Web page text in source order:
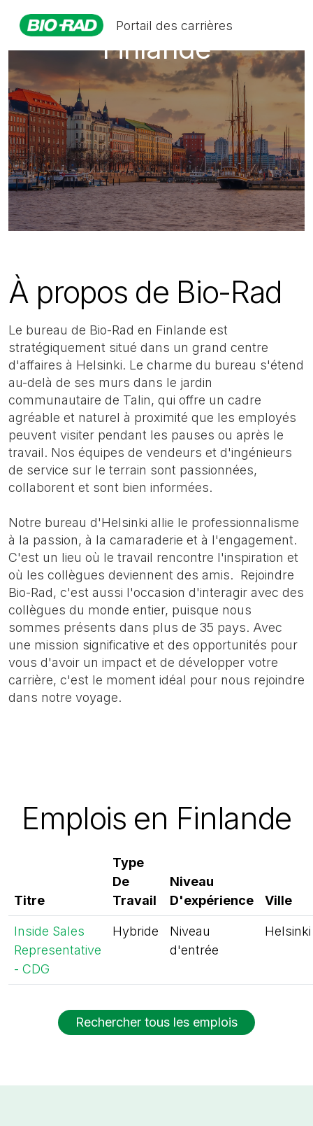
Portail des carrières
Finlande
À propos de Bio-Rad
Le bureau de Bio-Rad en Finlande est
stratégiquement situé dans un grand centre
d'affaires à Helsinki. Le charme du bureau s'étend
au-delà de ses murs dans le jardin
communautaire de Talin, qui offre un cadre
agréable et naturel à proximité que les employés
peuvent visiter pendant les pauses ou après le
travail. Nos équipes de vendeurs et d'ingénieurs
de service sur le terrain sont passionnées,
collaborent et sont bien informées.
Notre bureau d'Helsinki allie le professionnalisme
à la passion, à la camaraderie et à l'engagement.
C'est un lieu où le travail rencontre l'inspiration et
où les collègues deviennent des amis. Rejoindre
Bio-Rad, c'est aussi l'occasion d'interagir avec des
collègues du monde entier, puisque nous
sommes présents dans plus de 35 pays. Avec
une mission significative et des opportunités pour
vous d'avoir un impact et de développer votre
carrière, c'est le moment idéal pour nous rejoindre
dans notre voyage.
Emplois en Finlande
Titre
Type
De
Travail
Niveau
D'expérience
Ville
Inside Sales
Representative
- CDG
Hybride
Niveau
d'entrée
Helsinki
Rechercher tous les emplois